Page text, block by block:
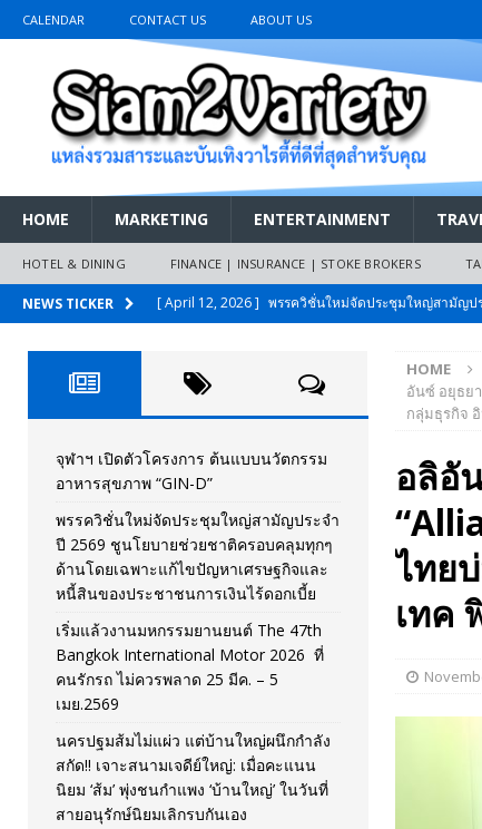
CALENDAR CONTACT US ABOUT US
HOME MARKETING ENTERTAINMENT
HOTEL & DINING FINANCE | INSURANCE | STOKE BROKERS
NEWS TICKER [ April 12, 2026 ] พรรควิชั่นใหม่จัดประชุมใหญ่สามัญป
[ March 26, 2026 ]
เริ่มแล้วงานมหกรรมยานยนต์
เมย.2569
AUTO NEWS
[ February 10, 2026 ] นครปฐมส้มไม่แผ่ว แต่บ้านใหญ่ผ
วันที่สายอนุรักษ์นิยมเลิกรบกันเอง
PR NEWS
[ November 26, 2025 ] i-Motor เปิดตัว BREEZE ปัก
[ April 30, 2026 ] จุฬาฯ เปิดตัวโครงการ ต้นแบบนวัตก
HOME
อันซ์ อยุธย
กลุ่มธุรกิจ
อลิอั
ไทย
เทค
จุฬาฯ เปิดตัวโครงการ ต้นแบบนวัตกรรม
อาหารสุขภาพ “GIN-D”
พรรควิชั่นใหม่จัดประชุมใหญ่สามัญประจำ
ปี 2569 ชูนโยบายช่วยชาติครอบคลุมทุกๆ
ด้านโดยเฉพาะแก้ไขปัญหาเศรษฐกิจและ
หนี้สินของประชาชนการเงินไร้ดอกเบี้ย
เริ่มแล้วงานมหกรรมยานยนต์ The 47th
Bangkok International Motor 2026 ที่
คนรักรถ ไม่ควรพลาด 25 มีค. – 5
เมย.2569
นครปฐมส้มไม่แผ่ว แต่บ้านใหญ่ผนึกกำลัง
สกัด!! เจาะสนามเจดีย์ใหญ่: เมื่อคะแนน
นิยม ‘ส้ม’ พุ่งชนกำแพง ‘บ้านใหญ่’ ในวันที่
สายอนุรักษ์นิยมเลิกรบกันเอง